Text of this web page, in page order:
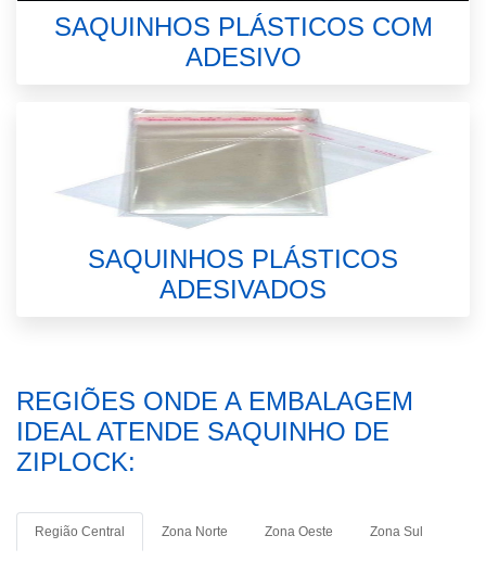
SAQUINHOS PLÁSTICOS COM
ADESIVO
SAQUINHOS PLÁSTICOS
ADESIVADOS
REGIÕES ONDE A EMBALAGEM
IDEAL ATENDE SAQUINHO DE
ZIPLOCK:
Região Central Zona Norte Zona Oeste Zona Sul